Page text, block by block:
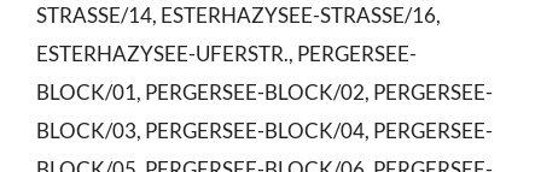
STRASSE/14, ESTERHAZYSEE-STRASSE/16,
ESTERHAZYSEE-UFERSTR., PERGERSEE-
BLOCK/01, PERGERSEE-BLOCK/02, PERGERSEE-
BLOCK/03, PERGERSEE-BLOCK/04, PERGERSEE-